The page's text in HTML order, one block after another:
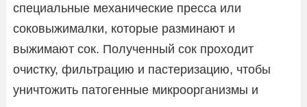
специальные механические пресса или
соковыжималки, которые разминают и
выжимают сок. Полученный сок проходит
очистку, фильтрацию и пастеризацию, чтобы
уничтожить патогенные микроорганизмы и